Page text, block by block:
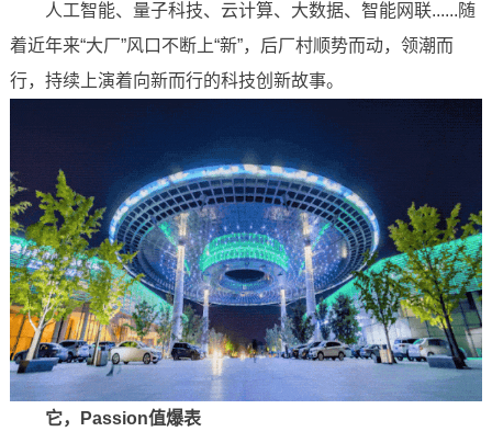
人工智能、量子科技、云计算、大数据、智能网联......随
着近年来“大厂”风口不断上“新”，后厂村顺势而动，领潮而
行，持续上演着向新而行的科技创新故事。
它，Passion值爆表